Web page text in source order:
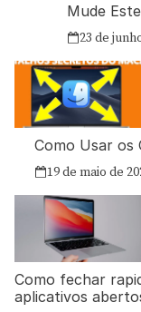
Mude
23 de
Como Usar os
19 de maio de
Como fechar
aplicativos